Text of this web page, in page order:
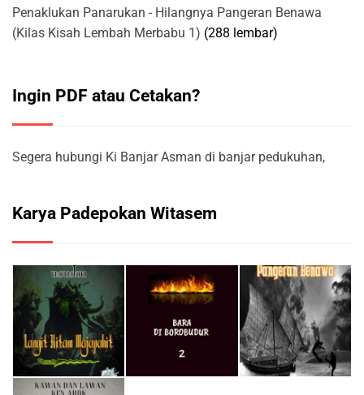
Penaklukan Panarukan - Hilangnya Pangeran Benawa
(Kilas Kisah Lembah Merbabu 1) (288 lembar)
Ingin PDF atau Cetakan?
Segera hubungi Ki Banjar Asman di banjar pedukuhan,
Karya Padepokan Witasem